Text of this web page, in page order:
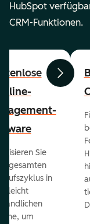
HubSpot
CRM-Funktionen.
ZurückWeiter
Sie
gesamten
in
leicht
um